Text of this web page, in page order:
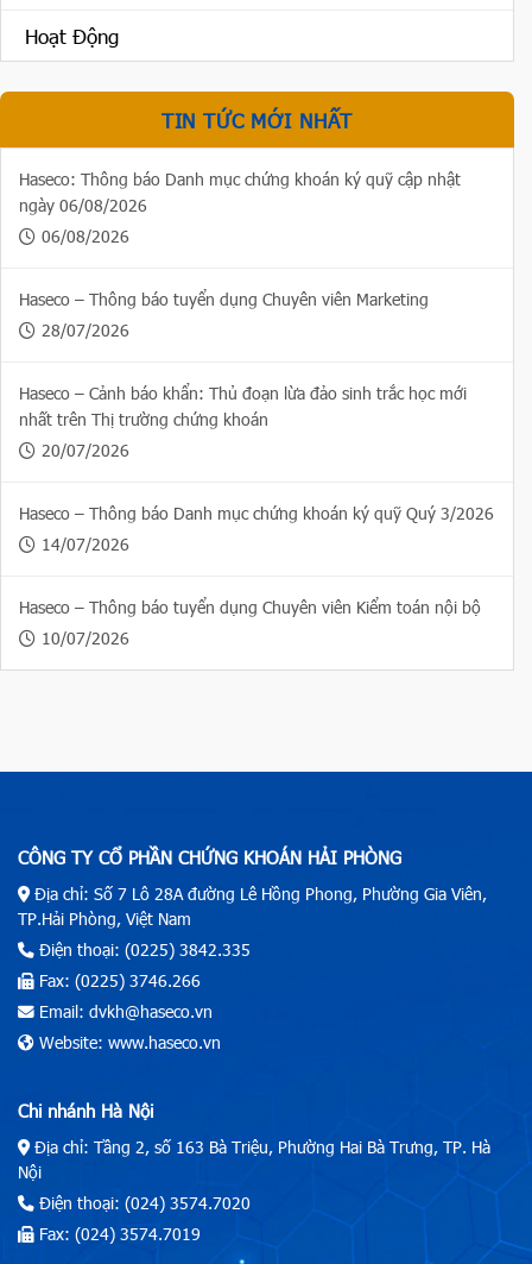
Hoạt Động
TIN TỨC MỚI NHẤT
Haseco: Thông báo Danh mục chứng khoán ký quỹ cập nhật
ngày 06/08/2026
06/08/2026
Haseco – Thông báo tuyển dụng Chuyên viên Marketing
28/07/2026
Haseco – Cảnh báo khẩn: Thủ đoạn lừa đảo sinh trắc học mới
nhất trên Thị trường chứng khoán
20/07/2026
Haseco – Thông báo Danh mục chứng khoán ký quỹ Quý 3/2026
14/07/2026
Haseco – Thông báo tuyển dụng Chuyên viên Kiểm toán nội bộ
10/07/2026
CÔNG TY CỔ PHẦN CHỨNG KHOÁN HẢI PHÒNG
Địa chỉ: Số 7 Lô 28A đường Lê Hồng Phong, Phường Gia Viên,
TP.Hải Phòng, Việt Nam
Điện thoại: (0225) 3842.335
Fax: (0225) 3746.266
Email: dvkh@haseco.vn
Website: www.haseco.vn
Chi nhánh Hà Nội
Địa chỉ: Tầng 2, số 163 Bà Triệu, Phường Hai Bà Trưng, TP. Hà
Nội
Điện thoại: (024) 3574.7020
Fax: (024) 3574.7019